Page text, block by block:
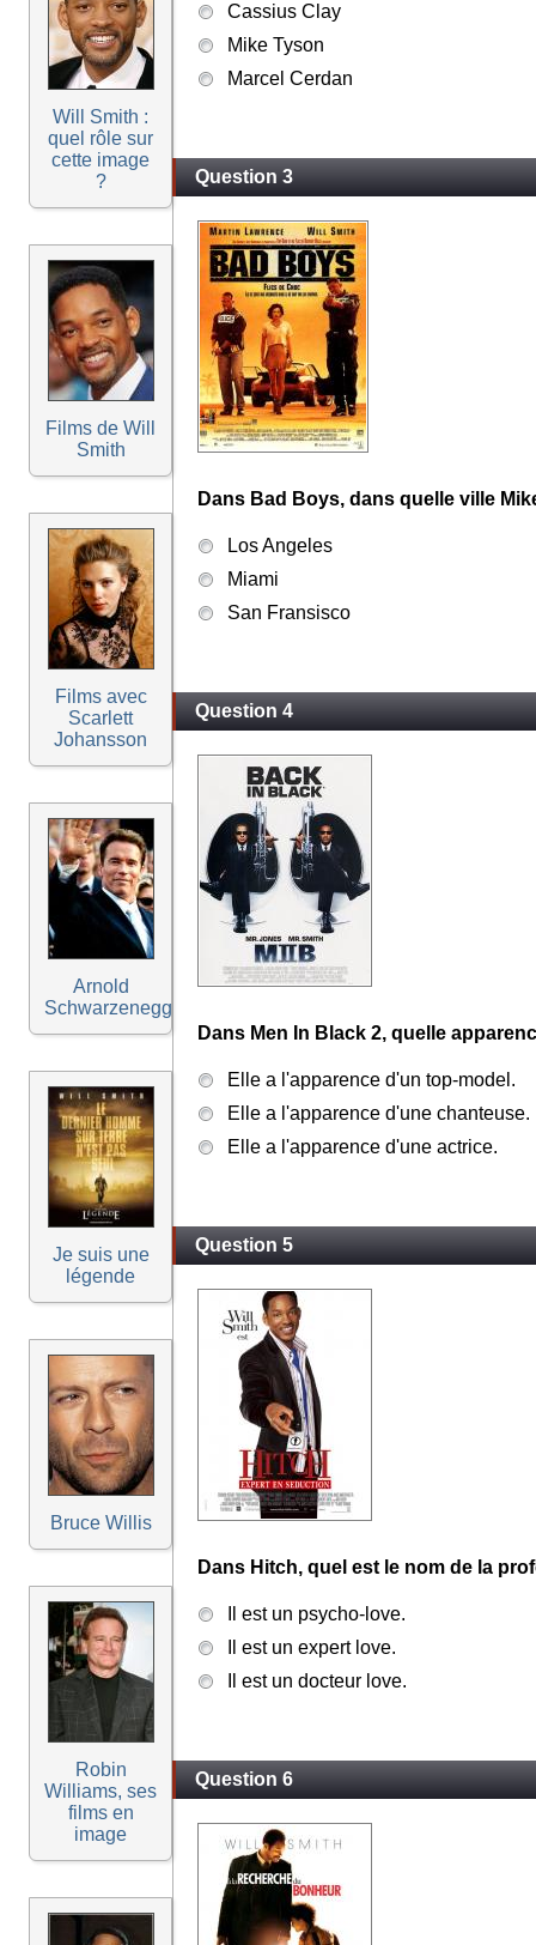
Will Smith :
quel rôle sur
cette image
?
Films de Will
Smith
Films avec
Scarlett
Johansson
Arnold
Schwarzenegger
Je suis une
légende
Bruce Willis
Robin
Williams, ses
films en
image
Cassius Clay
Mike Tyson
Marcel Cerdan
Question 3
Dans Bad Boys, dans quelle ville
Los Angeles
Miami
San Fransisco
Question 4
Dans Men In Black 2, quelle
Elle a l'apparence d'un top-model.
Elle a l'apparence d'une chanteuse.
Elle a l'apparence d'une actrice.
Question 5
Dans Hitch, quel est le nom de la
Il est un psycho-love.
Il est un expert love.
Il est un docteur love.
Question 6